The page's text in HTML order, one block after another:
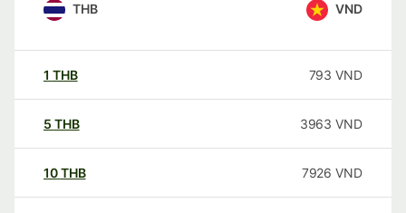
THB VND
1 THB 793 VND
5 THB 3963 VND
10THB 7926 VND